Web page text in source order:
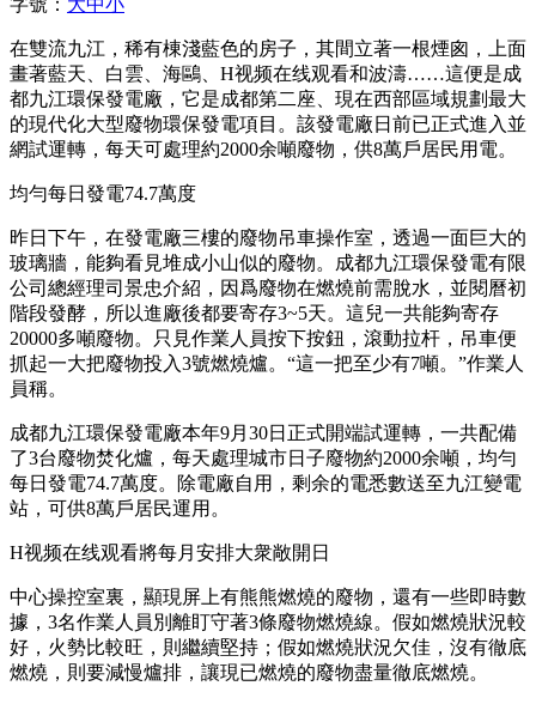
字號： 大中小
在雙流九江，稀有棟淺藍色的房子，其間立著一根煙囪，上面
畫著藍天、白雲、海鷗、H视频在线观看和波濤……這便是成
都九江環保發電廠，它是成都第二座、現在西部區域規劃最大
的現代化大型廢物環保發電項目。該發電廠日前已正式進入並
網試運轉，每天可處理約2000余噸廢物，供8萬戶居民用電。
均勻每日發電74.7萬度
昨日下午，在發電廠三樓的廢物吊車操作室，透過一面巨大的
玻璃牆，能夠看見堆成小山似的廢物。成都九江環保發電有限
公司總經理司景忠介紹，因爲廢物在燃燒前需脫水，並閱曆初
階段發酵，所以進廠後都要寄存3~5天。這兒一共能夠寄存
20000多噸廢物。只見作業人員按下按鈕，滾動拉杆，吊車便
抓起一大把廢物投入3號燃燒爐。“這一把至少有7噸。”作業人
員稱。
成都九江環保發電廠本年9月30日正式開端試運轉，一共配備
了3台廢物焚化爐，每天處理城市日子廢物約2000余噸，均勻
每日發電74.7萬度。除電廠自用，剩余的電悉數送至九江變電
站，可供8萬戶居民運用。
H视频在线观看將每月安排大衆敞開日
中心操控室裏，顯現屏上有熊熊燃燒的廢物，還有一些即時數
據，3名作業人員別離盯守著3條廢物燃燒線。假如燃燒狀況較
好，火勢比較旺，則繼續堅持；假如燃燒狀況欠佳，沒有徹底
燃燒，則要減慢爐排，讓現已燃燒的廢物盡量徹底燃燒。